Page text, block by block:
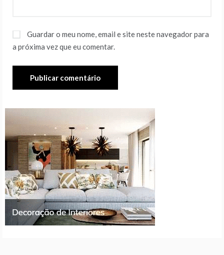
Guardar o meu nome, email e site neste navegador para
a próxima vez que eu comentar.